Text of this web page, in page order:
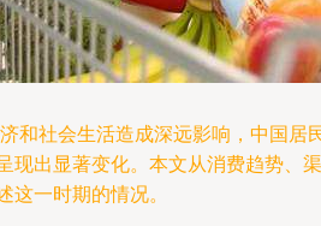
和社会生活造成深远影响，中国居
现出显著变化。本文从消费趋势、渠
这一时期的情况。